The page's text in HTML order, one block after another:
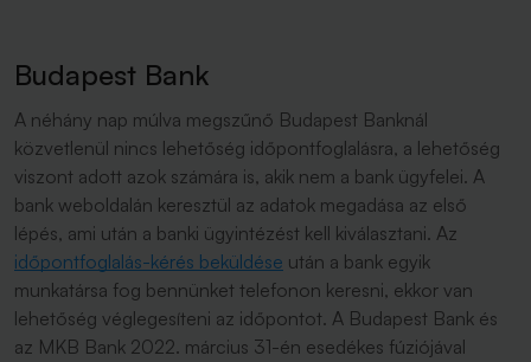
Budapest Bank
A néhány nap múlva megszűnő Budapest Banknál
közvetlenül nincs lehetőség időpontfoglalásra, a lehetőség
viszont adott azok számára is, akik nem a bank ügyfelei. A
bank weboldalán keresztül az adatok megadása az első
lépés, ami után a banki ügyintézést kell kiválasztani. Az
időpontfoglalás-kérés beküldése után a bank egyik
munkatársa fog bennünket telefonon keresni, ekkor van
lehetőség véglegesíteni az időpontot. A Budapest Bank és
az MKB Bank 2022. március 31-én esedékes fúziójával